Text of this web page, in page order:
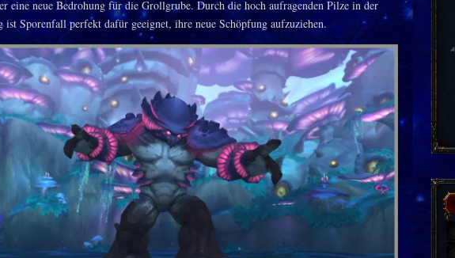
eine neue Bedrohung für die Grollgrube. Durch die hoch aufragenden Pilze in der
ist Sporenfall perfekt dafür geeignet, ihre neue Schöpfung aufzuziehen.